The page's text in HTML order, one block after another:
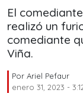
El
realizó un
comediante
Viña.
Por Ariel Pefaur
enero 31, 2023 -